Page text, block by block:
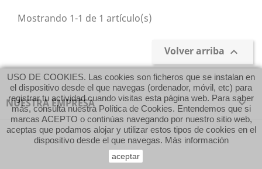
Mostrando 1-1 de 1 artículo(s)
Volver arriba 
NUESTRA EMPRESA 
USO DE COOKIES. Las cookies son ficheros que se instalan en
el dispositivo desde el que navegas (ordenador, móvil, etc) para
registrar tu actividad cuando visitas esta página web. Para saber
más, consulta nuestra Política de Cookies. Entendemos que si
marcas ACEPTO o continúas navegando por nuestro sitio web,
aceptas que podamos alojar y utilizar estos tipos de cookies en el
dispositivo desde el que navegas. Más información
aceptar